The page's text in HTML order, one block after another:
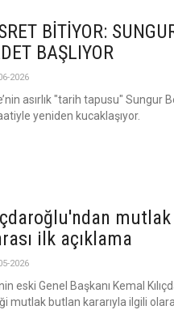
BİTİYOR:
BAŞLIYOR
2026
asırlık "tarih tapusu" Sungur
yeniden kucaklaşıyor.
ilk açıklama
2026
eski Genel Başkanı Kemal
mutlak butlan kararıyla ilgili